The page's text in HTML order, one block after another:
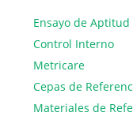
Ensayo de Aptitud
Control Interno
Metricare
Cepas de
Materiales de